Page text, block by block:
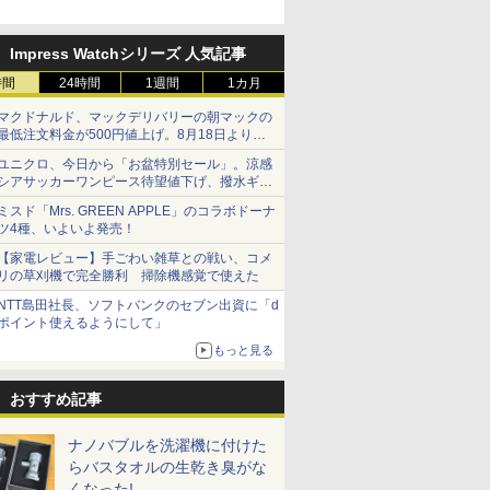
Impress Watchシリーズ 人気記事
24時間 1週間 1カ月
クドナルド、マックデリバリーの朝マックの
低注文料金が500円値上げ。8月18日より
円から受付
ニクロ、今日から「お盆特別セール」。涼感
アサッカーワンピース待望値下げ、撥水ギア
ョーツは1990円に
スド「Mrs. GREEN APPLE」のコラボドーナ
4種、いよいよ発売！
家電レビュー】手ごわい雑草との戦い、コメ
の草刈機で完全勝利 掃除機感覚で使えた
島田社長、ソフトバンクのセブン出資に「d
イント使えるようにして」
もっと見る
おすすめ記事
ナノバブルを洗濯機に付けた
らバスタオルの生乾き臭がな